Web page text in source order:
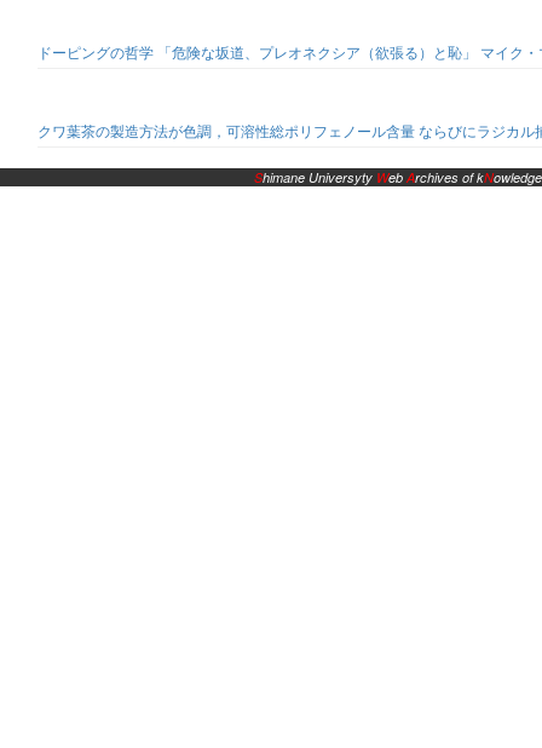
ドーピングの哲学 「危険な坂道、プレオネクシア（欲張る）と恥」 マイク
クワ葉茶の製造方法が色調，可溶性総ポリフェノール含量 ならびにラジカル
Shimane Universyty WebArchives of kNowledge